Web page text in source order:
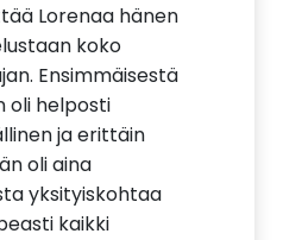
Lorenaa hänen
koko
Ensimmäisestä
oli helposti
ja erittäin
oli aina
yksityiskohtaa
kaikki